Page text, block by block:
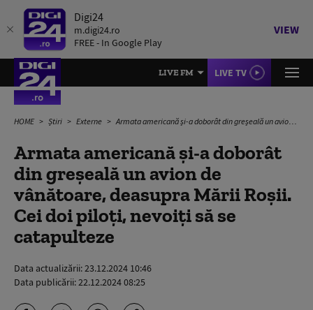
Digi24
m.digi24.ro
FREE - In Google Play
VIEW
LIVE FM LIVE TV
HOME Știri Externe Armata americană și-a doborât din greșeală un avion de vânătoare, deasupra Mării Roșii. Cei doi piloți, nevoiți să se catapulteze
Armata americană și-a doborât
din greșeală un avion de
vânătoare, deasupra Mării Roșii.
Cei doi piloți, nevoiți să se
catapulteze
Data actualizării:23.12.2024 10:46
Data publicării:22.12.2024 08:25